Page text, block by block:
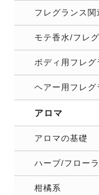
フレグランス関
モテ香水/フレ
ボディ用フレグ
ヘアー用フレグ
アロマ
アロマの基礎
ハーブ/フロー
柑橘系